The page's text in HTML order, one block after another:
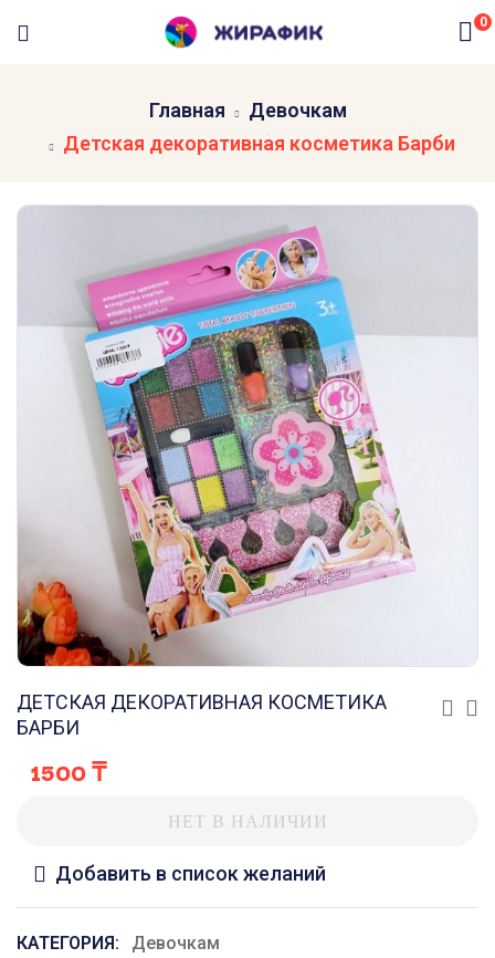
0
Главная
Девочкам
Детская декоративная косметика Барби
ДЕТСКАЯ ДЕКОРАТИВНАЯ КОСМЕТИКА
БАРБИ
1500₸
НЕТ В НАЛИЧИИ
Добавить в список желаний
КАТЕГОРИЯ: Девочкам